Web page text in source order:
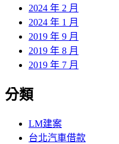
2024 年 2 月
2024 年 1 月
2019 年 9 月
2019 年 8 月
2019 年 7 月
分類
LM建案
台北汽車借款